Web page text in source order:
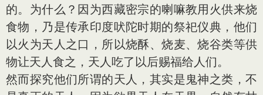
的。为什么？因为西藏密宗的喇嘛教用火供来烧
食物，乃是传承印度吠陀时期的祭祀仪典，他们
以火为天人之口，所以烧酥、烧麦、烧谷类等供
物让天人食之，天人吃了以后赐福给人们。
然而探究他们所谓的天人，其实是鬼神之类，不